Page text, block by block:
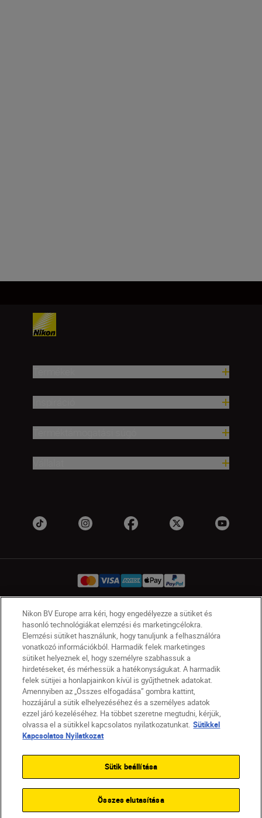
HU Nikon Sites
Lépjen kapcsolatba velünk
Adatvédelmi nyilatkozat
Jogi nyilatkozat
Nikon Store szerződési feltételek
Sütikkel kapcsolatos nyilatkozat
Akadálymentesség
Sütikre vonatkozó beállítások
© 2026 Nikon
Nikon BV Europe arra kéri, hogy engedélyezze a sütiket és
hasonló technológiákat elemzési és marketingcélokra.
Elemzési sütiket használunk, hogy tanuljunk a felhasználóra
vonatkozó információkból. Harmadik felek marketinges
sütiket helyeznek el, hogy személyre szabhassuk a
hirdetéseket, és mérhessük a hatékonyságukat. A harmadik
felek sütijei a honlapjainkon kívül is gyűjthetnek adatokat.
Amennyiben az „Összes elfogadása” gombra kattint,
hozzájárul a sütik elhelyezéséhez és a személyes adatok
ezzel járó kezeléséhez. Ha többet szeretne megtudni, kérjük,
olvassa el a sütikkel kapcsolatos nyilatkozatunkat. Sütikkel
Kapcsolatos Nyilatkozat
Sütik beállítása
Összes elutasítása